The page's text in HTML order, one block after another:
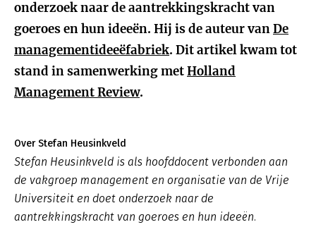
onderzoek naar de aantrekkingskracht van
goeroes en hun ideeën. Hij is de auteur vanDe
managementideeëfabriek. Dit artikel kwam tot
stand in samenwerking metHolland
Management Review.
Over Stefan Heusinkveld
Stefan Heusinkveld is als hoofddocent verbonden aan
de vakgroep management en organisatie van de Vrije
Universiteit en doet onderzoek naar de
aantrekkingskracht van goeroes en hun ideeën.